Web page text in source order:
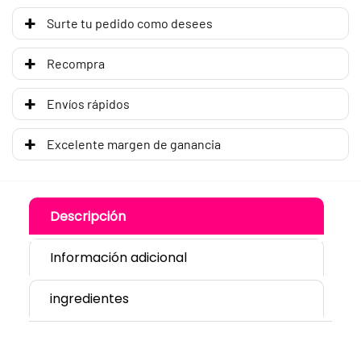
Surte tu pedido como desees
Recompra
Envíos rápidos
Excelente margen de ganancia
Descripción
Información adicional
ingredientes